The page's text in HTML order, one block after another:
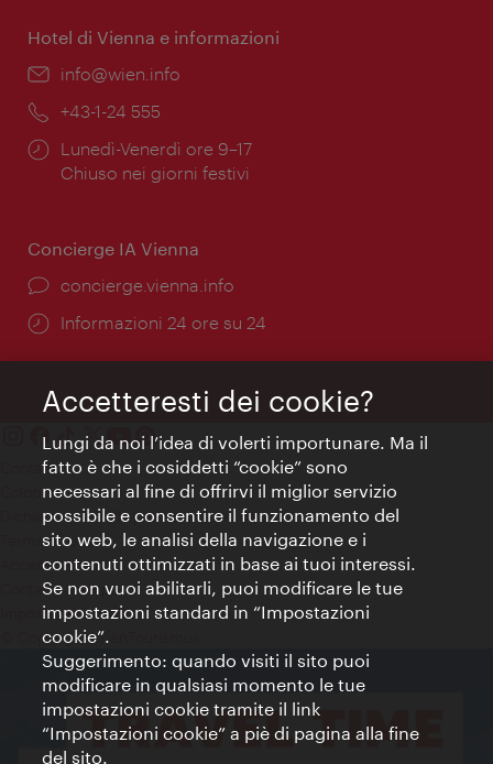
Hotel di Vienna e informazioni
Email:
info@wien.info
Telefono:
+43-1-24 555
Orari
di
Lunedì-Venerdì ore 9–17
Chiuso nei giorni festivi
Concierge IA Vienna
Ort:
concierge.vienna.info
Öffnungszeiten:
Informazioni 24 ore su 24
Contatti
Colophon
Dichiarazione sulla protezione dei dati
Terms of Use
Accessibilità
Contatto stampa
Impostazioni cookie
© Copyright WienTourismus
Accetteresti dei cookie?
Lungi da noi l’idea di volerti importunare. Ma il
fatto è che i cosiddetti “cookie” sono
necessari al fine di offrirvi il miglior servizio
possibile e consentire il funzionamento del
sito web, le analisi della navigazione e i
contenuti ottimizzati in base ai tuoi interessi.
Se non vuoi abilitarli, puoi modificare le tue
impostazioni standard in “Impostazioni
cookie”.
Suggerimento: quando visiti il sito puoi
modificare in qualsiasi momento le tue
impostazioni cookie tramite il link
“Impostazioni cookie” a piè di pagina alla fine
del sito.